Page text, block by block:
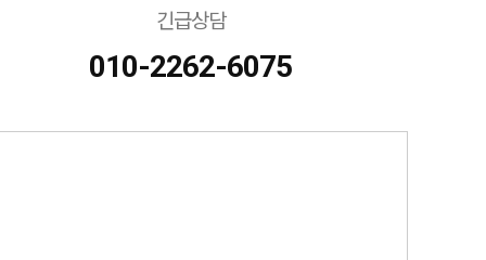
긴급상담
010-2262-6075